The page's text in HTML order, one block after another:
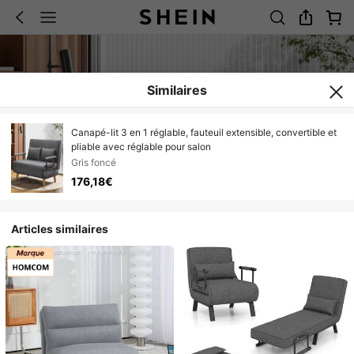
Similaires
Canapé-lit 3 en 1 réglable, fauteuil extensible, convertible et
pliable avec réglable pour salon
Gris foncé
176,18€
Articles similaires